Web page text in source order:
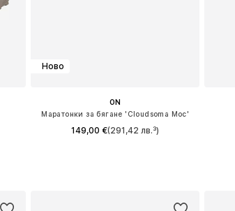
Ново
ON
Маратонки за бягане 'Cloudsoma Moc'
149,00 €(291,42 лв.³)